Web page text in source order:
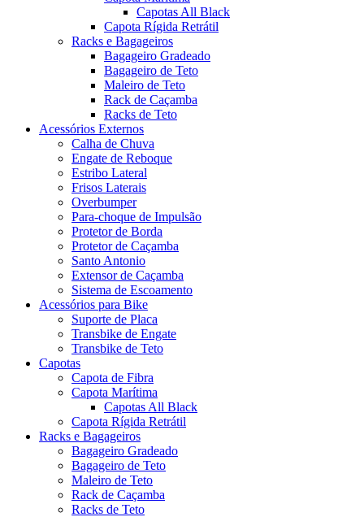
Capotas All Black
Capota Rígida Retrátil
Racks e Bagageiros
Bagageiro Gradeado
Bagageiro de Teto
Maleiro de Teto
Rack de Caçamba
Racks de Teto
Acessórios Externos
Calha de Chuva
Engate de Reboque
Estribo Lateral
Frisos Laterais
Overbumper
Para-choque de Impulsão
Protetor de Borda
Protetor de Caçamba
Santo Antonio
Extensor de Caçamba
Sistema de Escoamento
Acessórios para Bike
Suporte de Placa
Transbike de Engate
Transbike de Teto
Capotas
Capota de Fibra
Capota Marítima
Capotas All Black
Capota Rígida Retrátil
Racks e Bagageiros
Bagageiro Gradeado
Bagageiro de Teto
Maleiro de Teto
Rack de Caçamba
Racks de Teto